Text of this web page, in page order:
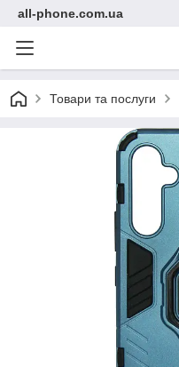
all-phone.com.ua
Товари та послуги